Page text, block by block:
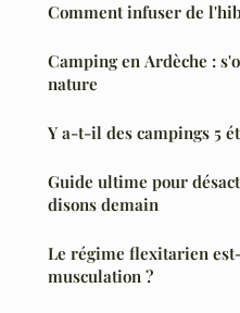
Comment infuser de
Camping en Ardèche :
nature
Y a-t-il des campings 5
Guide ultime pour
disons demain
Le régime flexitarien
musculation ?